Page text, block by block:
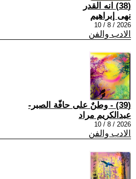
(38) انه القدر
نهى إبراهيم
2026 / 8 / 10
الادب والفن
(39) - وطنٌ على حافّة الصبر-
عبدالكريم مراد
2026 / 8 / 10
الادب والفن